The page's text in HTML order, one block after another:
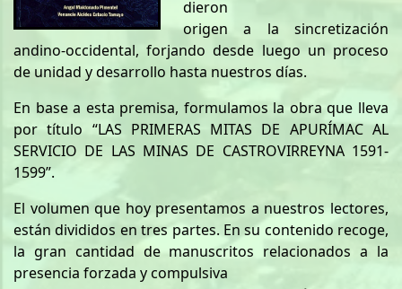
dieron
origen a la sincretización
andino-occidental, forjando desde luego un proceso
de unidad y desarrollo hasta nuestros días.
En base a esta premisa, formulamos la obra que lleva
por título “LAS PRIMERAS MITAS DE APURÍMAC AL
SERVICIO DE LAS MINAS DE CASTROVIRREYNA 1591-
1599”.
El volumen que hoy presentamos a nuestros lectores,
están divididos en tres partes. En su contenido recoge,
la gran cantidad de manuscritos relacionados a la
presencia forzada y compulsiva